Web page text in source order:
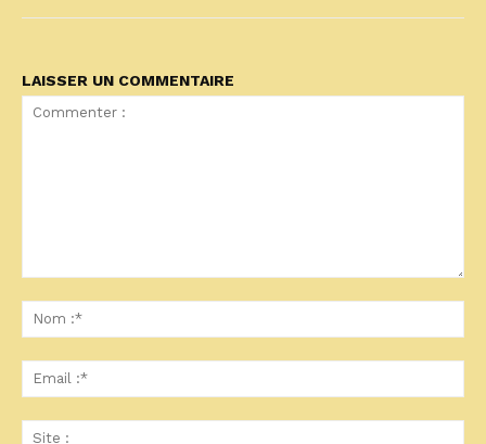
LAISSER UN COMMENTAIRE
:*
:*